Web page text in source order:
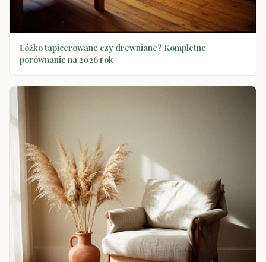
Łóżko tapicerowane czy drewniane? Kompletne
porównanie na 2026 rok